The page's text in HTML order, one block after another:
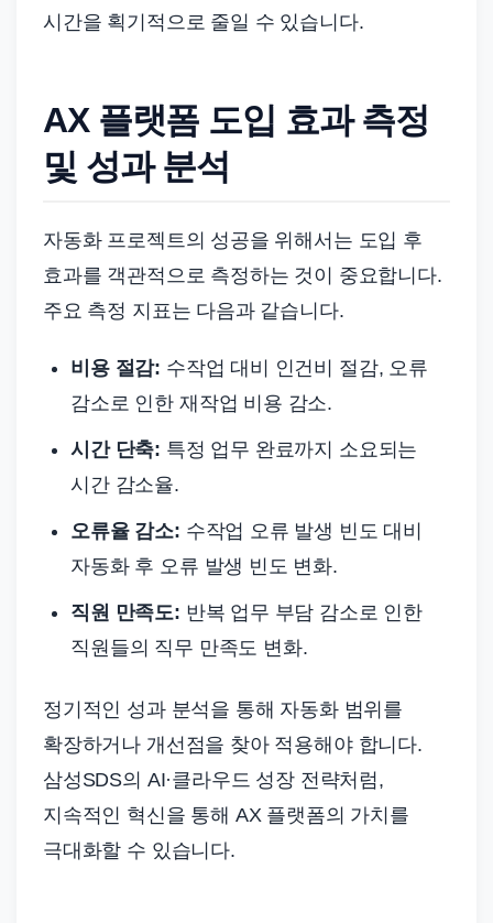
시간을 획기적으로 줄일 수 있습니다.
AX 플랫폼 도입 효과 측정
및 성과 분석
자동화 프로젝트의 성공을 위해서는 도입 후
효과를 객관적으로 측정하는 것이 중요합니다.
주요 측정 지표는 다음과 같습니다.
비용 절감: 수작업 대비 인건비 절감, 오류
감소로 인한 재작업 비용 감소.
시간 단축: 특정 업무 완료까지 소요되는
시간 감소율.
오류율 감소: 수작업 오류 발생 빈도 대비
자동화 후 오류 발생 빈도 변화.
직원 만족도: 반복 업무 부담 감소로 인한
직원들의 직무 만족도 변화.
정기적인 성과 분석을 통해 자동화 범위를
확장하거나 개선점을 찾아 적용해야 합니다.
삼성SDS의 AI·클라우드 성장 전략처럼,
지속적인 혁신을 통해 AX 플랫폼의 가치를
극대화할 수 있습니다.